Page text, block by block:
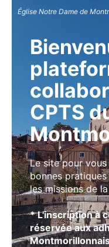
Église Notre Dame de
CPTS
Le site pour
bonnes
les missions de la
* L'inscription à
réservée aux